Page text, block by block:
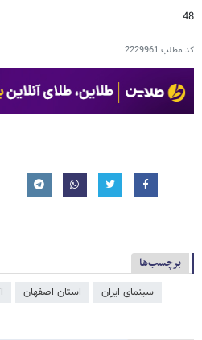
48
کد مطلب 2229961
برچسب‌ها
سینمای ایران استان اصفهان